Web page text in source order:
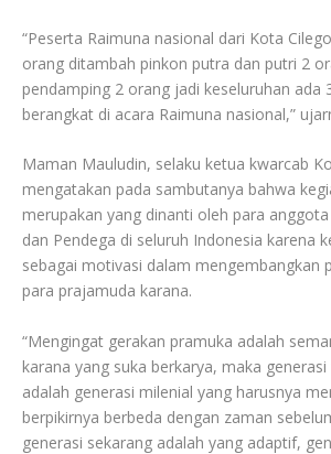
“Peserta Raimuna nasional dari Kota
orang ditambah pinkon putra dan putri 2
pendamping 2 orang jadi keseluruhan ada
berangkat di acara Raimuna nasional,”
Maman Mauludin, selaku ketua kwarcab
mengatakan pada sambutanya bahwa
merupakan yang dinanti oleh para
dan Pendega di seluruh Indonesia karena
sebagai motivasi dalam mengembangkan
para prajamuda karana.
“Mengingat gerakan pramuka adalah
karana yang suka berkarya, maka
adalah generasi milenial yang harusnya
berpikirnya berbeda dengan zaman
generasi sekarang adalah yang adaptif,